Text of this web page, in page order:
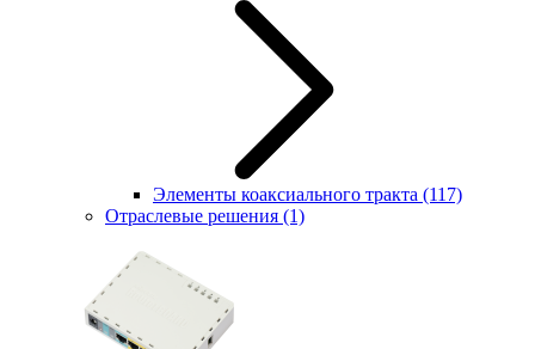
Элементы коаксиального тракта (117)
Отраслевые решения (1)